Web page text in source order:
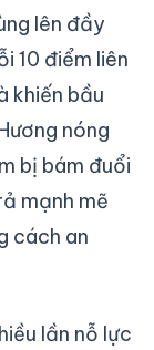
lên đầy
10 điểm liên
khiến bầu
nóng
bị bám đuổi
mạnh mẽ
cách an
lần nỗ lực